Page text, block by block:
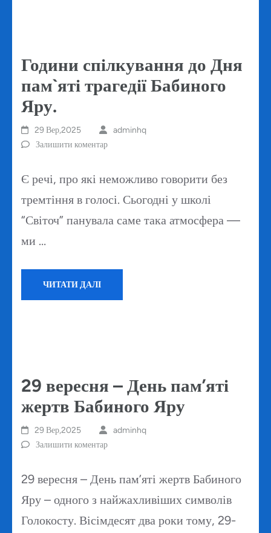
Години спілкування до Дня
пам`яті трагедії Бабиного
Яру.
29 Вер,2025
adminhq
Залишити коментар
Є речі, про які неможливо говорити без
тремтіння в голосі. Сьогодні у школі
“Світоч” панувала саме така атмосфера —
ми …
ЧИТАТИ ДАЛІ
29 вересня – День пам’яті
жертв Бабиного Яру
29 Вер,2025
adminhq
Залишити коментар
29 вересня – День пам’яті жертв Бабиного
Яру – одного з найжахливіших символів
Голокосту. Вісімдесят два роки тому, 29-